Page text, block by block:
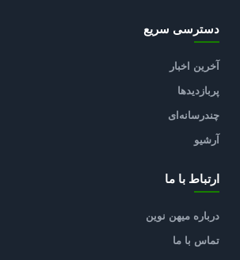
دسترسی سریع
آخرین اخبار
پربازدیدها
چندرسانه‌ای
آرشیو
ارتباط با ما
درباره میهن نوین
تماس با ما